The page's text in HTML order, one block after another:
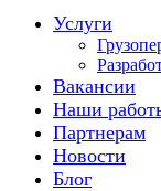
Услуги
Вакансии
Наши
Партнерам
Новости
Блог